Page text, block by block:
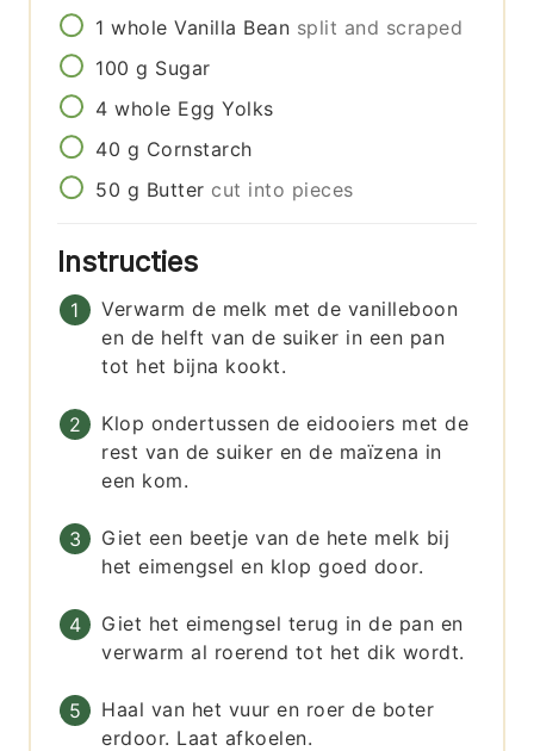
1 whole Vanilla Bean split and scraped
100 g Sugar
4 whole Egg Yolks
40 g Cornstarch
50 g Butter cut into pieces
Instructies
Verwarm de melk met de vanilleboon
en de helft van de suiker in een pan
tot het bijna kookt.
Klop ondertussen de eidooiers met de
rest van de suiker en de maïzena in
een kom.
Giet een beetje van de hete melk bij
het eimengsel en klop goed door.
Giet het eimengsel terug in de pan en
verwarm al roerend tot het dik wordt.
Haal van het vuur en roer de boter
erdoor. Laat afkoelen.